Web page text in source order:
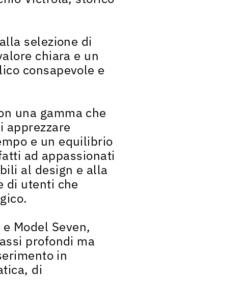
selezione di
chiara e un
consapevole e
una gamma che
apprezzare
e un equilibrio
ad appassionati
al design e alla
di utenti che
Model Seven,
profondi ma
in
di